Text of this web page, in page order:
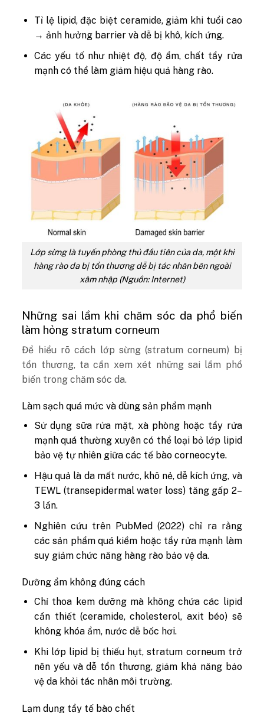
Tỉ lệ lipid, đặc biệt ceramide, giảm khi tuổi cao
→ ảnh hưởng barrier và dễ bị khô, kích ứng.
Các yếu tố như nhiệt độ, độ ẩm, chất tẩy rửa
mạnh có thể làm giảm hiệu quả hàng rào.
Lớp sừng là tuyến phòng thủ đầu tiên của da, một khi
hàng rào da bị tổn thương dễ bị tác nhân bên ngoài
xâm nhập (Nguồn: Internet)
Những sai lầm khi chăm sóc da phổ biến
làm hỏng stratum corneum
Để hiểu rõ cách lớp sừng (stratum corneum) bị
tổn thương, ta cần xem xét những sai lầm phổ
biến trong chăm sóc da.
Làm sạch quá mức và dùng sản phẩm mạnh
Sử dụng sữa rửa mặt, xà phòng hoặc tẩy rửa
mạnh quá thường xuyên có thể loại bỏ lớp lipid
bảo vệ tự nhiên giữa các tế bào corneocyte.
Hậu quả là da mất nước, khô nẻ, dễ kích ứng, và
TEWL (transepidermal water loss) tăng gấp 2–
3 lần.
Nghiên cứu trên PubMed (2022) chỉ ra rằng
các sản phẩm quá kiềm hoặc tẩy rửa mạnh làm
suy giảm chức năng hàng rào bảo vệ da.
Dưỡng ẩm không đúng cách
Chỉ thoa kem dưỡng mà không chứa các lipid
cần thiết (ceramide, cholesterol, axit béo) sẽ
không khóa ẩm, nước dễ bốc hơi.
Khi lớp lipid bị thiếu hụt, stratum corneum trở
nên yếu và dễ tổn thương, giảm khả năng bảo
vệ da khỏi tác nhân môi trường.
Lạm dụng tẩy tế bào chết